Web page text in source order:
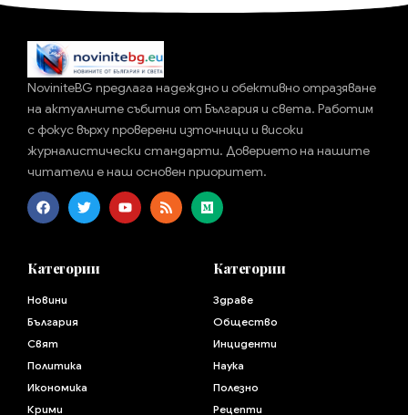
NoviniteBG предлага надеждно и обективно отразяване
на актуалните събития от България и света. Работим
с фокус върху проверени източници и високи
журналистически стандарти. Доверието на нашите
читатели е наш основен приоритет.
Категории
Новини
България
Свят
Политика
Икономика
Крими
Категории
Здраве
Общество
Инциденти
Наука
Полезно
Рецепти